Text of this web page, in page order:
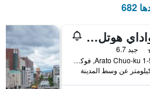
هيواداي هوتل أراتو
جيد 6.7
1-5-27 Arato Chuo-ku, فوكوكا, اليابان